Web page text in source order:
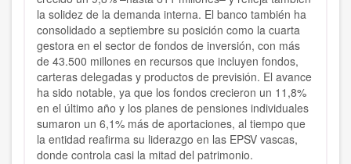
la solidez de la demanda interna. El banco también ha
consolidado a septiembre su posición como la cuarta
gestora en el sector de fondos de inversión, con más
de 43.500 millones en recursos que incluyen fondos,
carteras delegadas y productos de previsión. El avance
ha sido notable, ya que los fondos crecieron un 11,8%
en el último año y los planes de pensiones individuales
sumaron un 6,1% más de aportaciones, al tiempo que
la entidad reafirma su liderazgo en las EPSV vascas,
donde controla casi la mitad del patrimonio.